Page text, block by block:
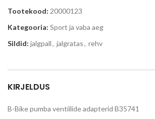
Tootekood: 20000123
Kategooria: Sport ja vaba aeg
Sildid: jalgpall, jalgratas, rehv
KIRJELDUS
B-Bike pumba ventiilide adapterid B35741